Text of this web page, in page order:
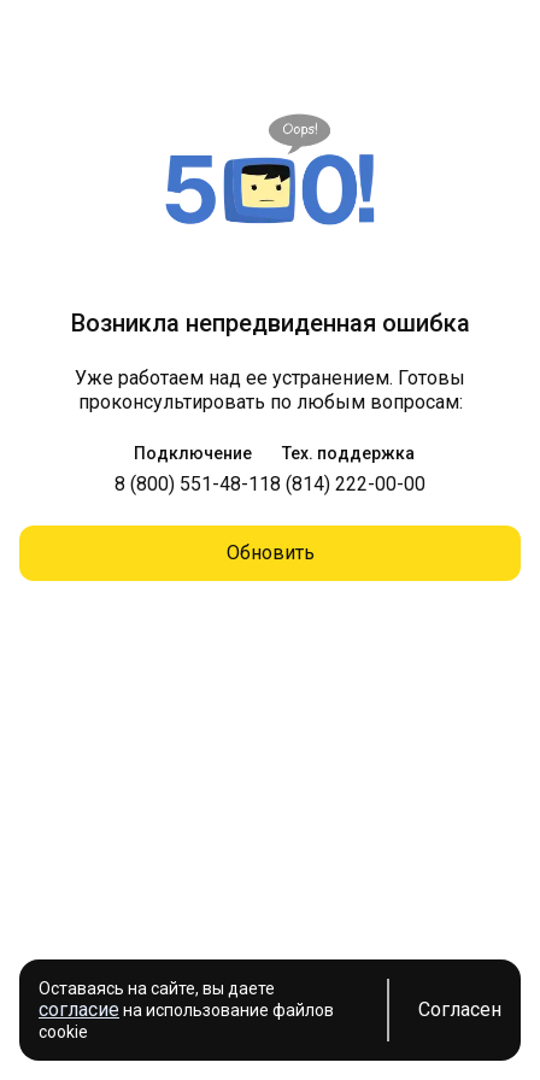
Возникла непредвиденная ошибка
Уже работаем над ее устранением. Готовы
проконсультировать по любым вопросам:
Подключение
8 (800) 551-48-11
Тех. поддержка
8 (814) 222-00-00
Обновить
Оставаясь на сайте, вы даете
согласиена использование файлов
cookie
Согласен